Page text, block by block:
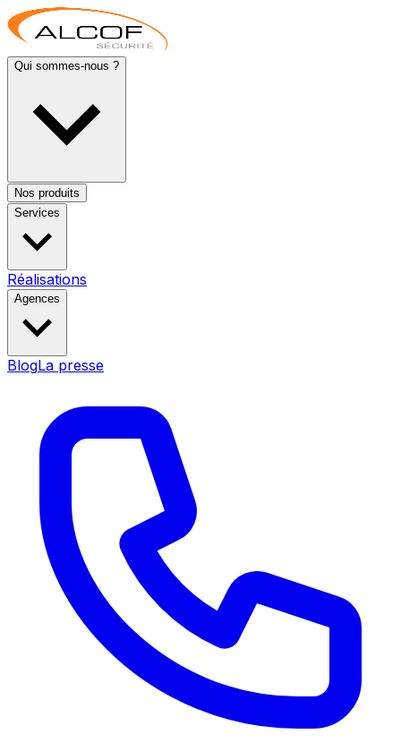
Qui sommes-nous ?
Nos produits
Services
Réalisations
Agences
BlogLa presse